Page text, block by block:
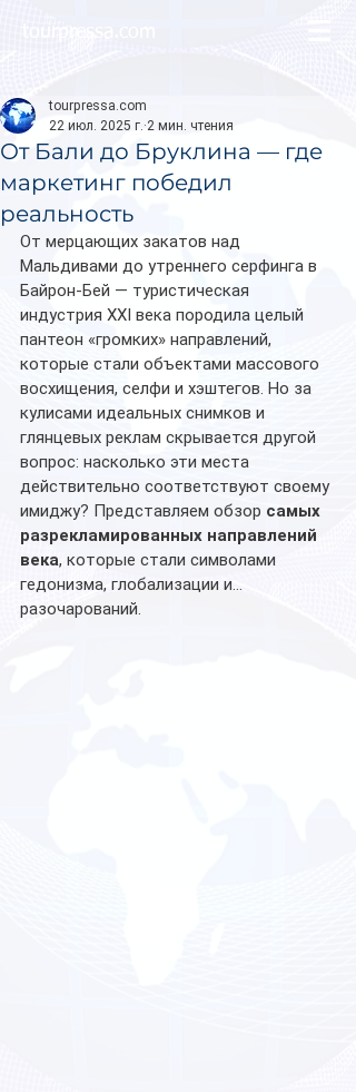
От Бали до Бруклина — где
маркетинг победил
реальность
tourpressa.com
22 июл. 2025 г. 2 мин. чтения
От мерцающих закатов над
Мальдивами до утреннего серфинга в
Байрон-Бей — туристическая
индустрия XXI века породила целый
пантеон «громких» направлений,
которые стали объектами массового
восхищения, селфи и хэштегов. Но за
кулисами идеальных снимков и
глянцевых реклам скрывается другой
вопрос: насколько эти места
действительно соответствуют своему
имиджу? Представляем обзор самых
разрекламированных направлений
века, которые стали символами
гедонизма, глобализации и...
разочарований.